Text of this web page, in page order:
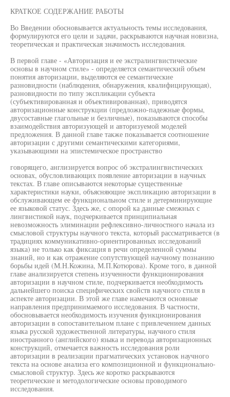
КРАТКОЕ СОДЕРЖАНИЕ РАБОТЫ
Во Введении обосновывается актуальность темы исследования,
формулируются его цели и задачи, раскрываются научная новизна,
теоретическая и практическая значимость исследования.
В первой главе - «Авторизация и ее экстралингвистические
основы в научном стиле» - определяется семантический объем
понятия авторизации, выделяются ее семантические
разновидности (наблюдения, обнаружения, квалифицирующая),
разновидности по типу экспликации субъекта
(субъективированная и объективированная), приводятся
авторизационные конструкции (предложно-падежные формы,
двусоставные глагольные и безличные), показываются способы
взаимодействия авторизующей и авторизуемой моделей
предложения. В данной главе также показывается соотношение
авторизации с другими семантическими категориями,
указывающими на эпистемическое пространство
говорящего, англизируется вопрос об экстралингвистических
основах, обусловливающих появление авторизации в научных
текстах. В главе описываются некоторые существенные
характеристики науки, объясняющие экспликацию авторизации в
обслуживающем ее функциональном стиле и детерминирующие
ее языковой статус. Здесь же, с опорой ка данные смежных с
лингвистикой наук, подчеркивается принципиальная
невозможность элиминации рефлексивно-личностного начала из
смысловой структуры научного текста, который рассматривается (в
традициях коммуникативно-ориентированных исследований
языка) не только как фиксация в речи определенной суммы
знаний, но и как отражение сопутствующей научному познанию
борьбы идей (М.Н.Кожина, М.П.Котюрова). Кроме того, в данной
главе анализируется степень изученности функционирования
авторизации в научном стиле, подчеркивается необходимость
дальнейшего поиска специфических свойств научного стиля в
аспекте авторизации. В этой же главе намечаются основные
направления предпринимаемого исследования. В частности,
обосновывается необходимость изучения функционирования
авторизации в сопоставительном плане с привлечением данных
языка русской художественной литературы, научного стиля
иностранного (английского) языка и перевода авторизационных
конструкций, отмечается важность исследования роли
авторизации в реализации прагматических установок научного
текста на основе анализа его композиционной и функционально-
смысловой структур. Здесь же коротко раскрываются
теоретические и методологические основы проводимого
исследования.